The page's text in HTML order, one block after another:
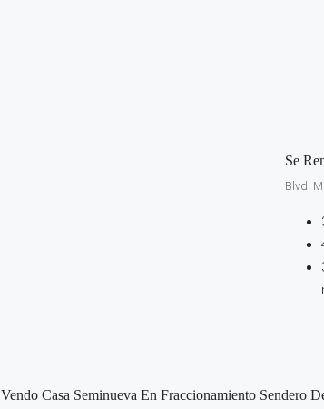
Se
Blvd.
Vendo Casa Seminueva En Fraccionamiento Sendero